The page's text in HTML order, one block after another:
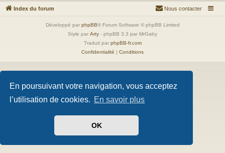
En poursuivant votre navigation, vous acceptez
l’utilisation de cookies. En savoir plus
OK
Index du forum Nous contacter
Développé par phpBB® Forum Software © phpBB Limited
Style par Arty - phpBB 3.3 par MrGaby
Traduit par phpBB-fr.com
Confidentialité | Conditions